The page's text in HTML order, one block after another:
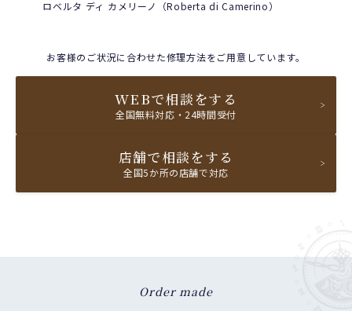
ロベルタ ディ カメリーノ（Roberta di Camerino）
お客様のご状況に合わせた修理方法をご用意しています。
WEBで相談をする
全国無料対応・24時間受付
店舗で相談をする
全国5か所の店舗で対応
Order made